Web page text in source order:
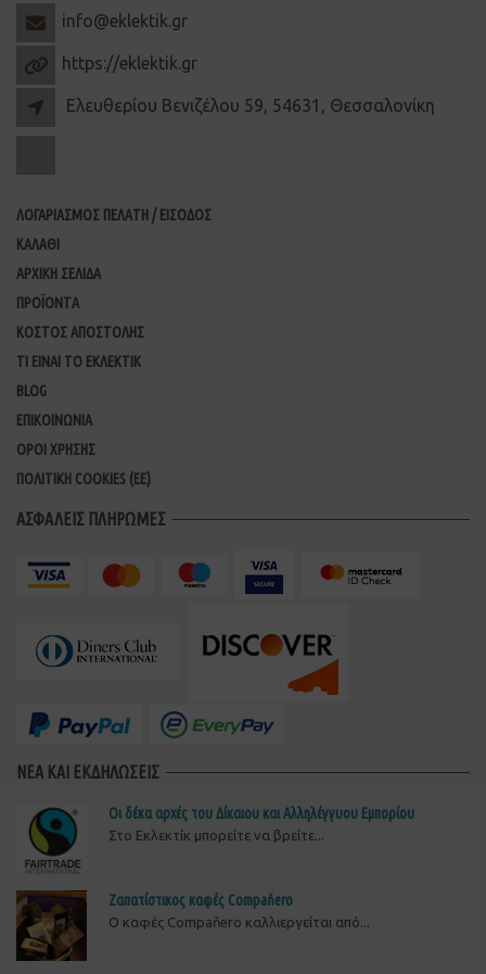
info@eklektik.gr
https://eklektik.gr
Ελευθερίου Βενιζέλου 59, 54631, Θεσσαλονίκη
ΛΟΓΑΡΙΑΣΜΟΣ ΠΕΛΑΤΗ / ΕΙΣΟΔΟΣ
ΚΑΛΑΘΙ
ΑΡΧΙΚΗ ΣΕΛΙΔΑ
ΠΡΟΪΟΝΤΑ
ΚΟΣΤΟΣ ΑΠΟΣΤΟΛΗΣ
ΤΙ ΕΙΝΑΙ ΤΟ ΕΚΛΕΚΤΙΚ
BLOG
ΕΠΙΚΟΙΝΩΝΙΑ
ΟΡΟΙ ΧΡΗΣΗΣ
ΠΟΛΙΤΙΚΗ COOKIES (ΕΕ)
ΑΣΦΑΛΕΙΣ ΠΛΗΡΩΜΕΣ
ΝΕΑ ΚΑΙ ΕΚΔΗΛΩΣΕΙΣ
Οι δέκα αρχές του Δίκαιου και Αλληλέγγυου Εμπορίου
Στο Εκλεκτίκ μπορείτε να βρείτε...
Ζαπατίστικος καφές Compaňero
O καφές Compaňero καλλιεργείται από...